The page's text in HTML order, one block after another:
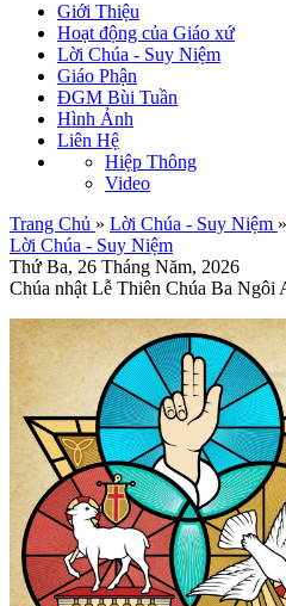
Giới Thiệu
Hoạt động của Giáo xứ
Lời Chúa - Suy Niệm
Giáo Phận
ĐGM Bùi Tuần
Hình Ảnh
Liên Hệ
Hiệp Thông
Video
Trang Chủ » Lời Chúa - Suy Niệm »
Lời Chúa - Suy Niệm
Thứ Ba, 26 Tháng Năm, 2026
Chúa nhật Lễ Thiên Chúa Ba Ngôi